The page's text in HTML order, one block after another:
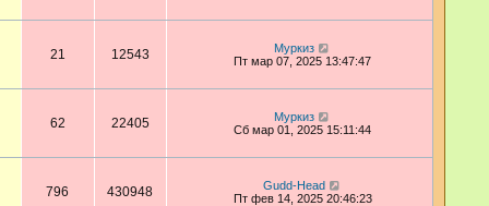
21 12543
Муркиз
Пт мар 07, 2025 13:47:47
62 22405
Муркиз
Сб мар 01, 2025 15:11:44
796 430948
Gudd-Head
Пт фев 14, 2025 20:46:23